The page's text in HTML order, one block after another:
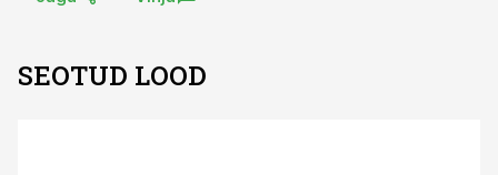
SEOTUD LOOD